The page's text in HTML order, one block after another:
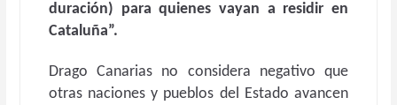
duración) para quienes vayan a residir en
Cataluña”.
Drago Canarias no considera negativo que
otras naciones y pueblos del Estado avancen